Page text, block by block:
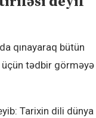
qınayaraq bütün
üçün tədbir görməyə
Tarixin dili dünya